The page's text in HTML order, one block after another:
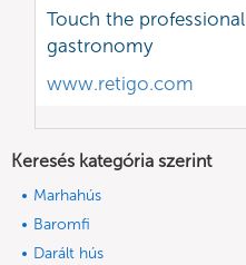
Touch the professional
gastronomy
www.retigo.com
Keresés kategória szerint
Marhahús
Baromfi
Darált hús